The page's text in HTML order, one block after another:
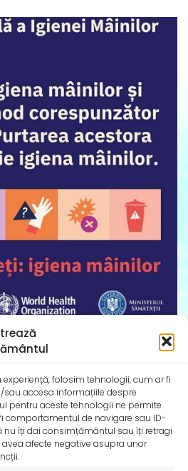
folosim tehnologii, cum ar fi
sau accesa informațiile despre
pentru aceste tehnologii ne permite
comportamentul de navigare sau ID-
nu îți dai consimțământul sau îți retragi
afecte negative asupra unor
Mâinilor – 5 mai 2025
Publică și Direcțiile de